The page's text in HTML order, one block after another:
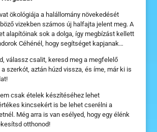
ökológiája a halállomány növekedését
vizekben számos új halfajta jelent meg. A
alapítóinak sok a dolga, így megbízást kellett
Céhénél, hogy segítséget kapjanak…
válassz csalit, keresd meg a megfelelő
szerkót, aztán húzd vissza, és íme, már ki is
csak ételek készítéséhez lehet
kincsekért is be lehet cserélni a
Még arra is van esélyed, hogy egy élénk
otthonod!